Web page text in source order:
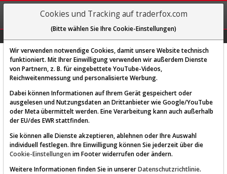
REGIS-
TRIEREN
Diese Funktion ist nur für
AKTIEN-TERMINAL
Cookies und Tracking auf traderfox.com
(Bitte wählen Sie Ihre Cookie-Einstellungen)
Wir verwenden notwendige Cookies, damit unsere Website technisch
funktioniert. Mit Ihrer Einwilligung verwenden wir außerdem Dienste
von Partnern, z. B. für eingebettete YouTube-Videos,
Reichweitenmessung und personalisierte Werbung.
Dabei können Informationen auf Ihrem Gerät gespeichert oder
ausgelesen und Nutzungsdaten an Drittanbieter wie Google/YouTube
oder Meta übermittelt werden. Eine Verarbeitung kann auch außerhalb
der EU/des EWR stattfinden.
Sie können alle Dienste akzeptieren, ablehnen oder Ihre Auswahl
individuell festlegen. Ihre Einwilligung können Sie jederzeit über die
Cookie-Einstellungen im Footer widerrufen oder ändern.
Weitere Informationen finden Sie in unsererDatenschutzrichtlinie.